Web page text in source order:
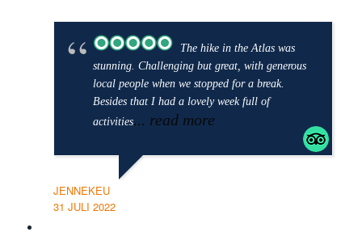
The hike in the Atlas was
stunning. Challenging but great, with generous
local people when we stopped for a break.
Besides that I had a lovely week full of
activities... read more
JENNEKEU
31 JULI 2022